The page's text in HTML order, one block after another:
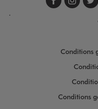
.
Conditions
Conditions